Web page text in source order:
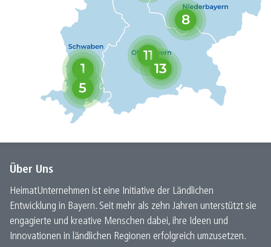
1
5
8
11
13
Über Uns
HeimatUnternehmen ist eine Initiative der Ländlichen
Entwicklung in Bayern. Seit mehr als zehn Jahren unterstützt sie
engagierte und kreative Menschen dabei, ihre Ideen und
Innovationen in ländlichen Regionen erfolgreich umzusetzen.